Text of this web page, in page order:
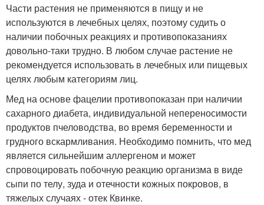
Части растения не применяются в пищу и не
используются в лечебных целях, поэтому судить о
наличии побочных реакциях и противопоказаниях
довольно-таки трудно. В любом случае растение не
рекомендуется использовать в лечебных или пищевых
целях любым категориям лиц.
Мед на основе фацелии противопоказан при наличии
сахарного диабета, индивидуальной непереносимости
продуктов пчеловодства, во время беременности и
грудного вскармливания. Необходимо помнить, что мед
является сильнейшим аллергеном и может
спровоцировать побочную реакцию организма в виде
сыпи по телу, зуда и отечности кожных покровов, в
тяжелых случаях - отек Квинке.